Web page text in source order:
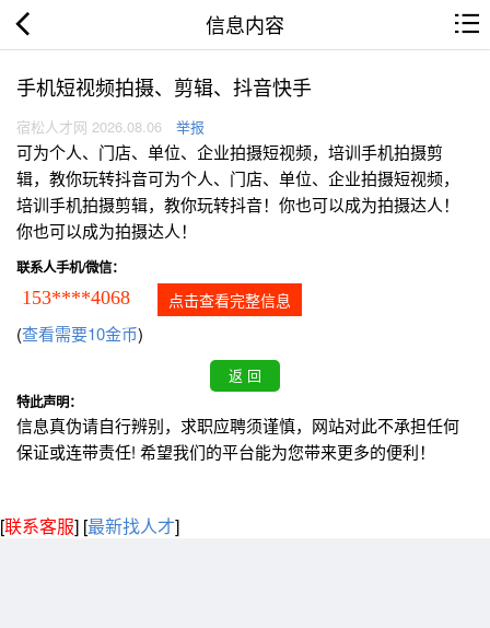
信息内容
手机短视频拍摄、剪辑、抖音快手
宿松人才网 2026.08.06 举报
可为个人、门店、单位、企业拍摄短视频，培训手机拍摄剪
辑，教你玩转抖音可为个人、门店、单位、企业拍摄短视频，
培训手机拍摄剪辑，教你玩转抖音！你也可以成为拍摄达人！
你也可以成为拍摄达人！
联系人手机/微信：
153****4068 点击查看完整信息
(查看需要10金币)
特此声明：
信息真伪请自行辨别，求职应聘须谨慎，网站对此不承担任何
保证或连带责任! 希望我们的平台能为您带来更多的便利！
[联系客服] [最新找人才]